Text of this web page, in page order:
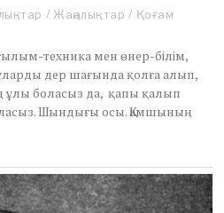
/ Жаңалықтар / Қоғам
техника мен өнер-білім,
дер шағында қолға алып,
ұлы боласыз да, қапы қалып
Шындығы осы. Қамшының